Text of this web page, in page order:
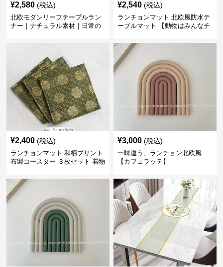
¥2,580 (税込)
北欧モダンリーフテーブルラン
ナー｜ナチュラル素材｜日常の
¥2,540 (税込)
ランチョンマット 北欧風防水テ
ーブルマット 【動物はみんなチ
¥2,400 (税込)
ランチョンマット 和柄プリント
布製コースター ３枚セット 着物
¥3,000 (税込)
一味違う、ランチョン北欧風
【カフェラッテ】